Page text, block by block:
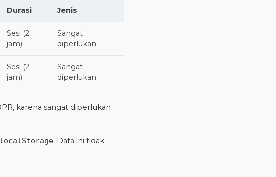
Durasi Jenis
Sesi (2
jam)
Sangat
diperlukan
Sesi (2
jam)
Sangat
diperlukan
karena sangat diperlukan
localStorage. Data ini tidak